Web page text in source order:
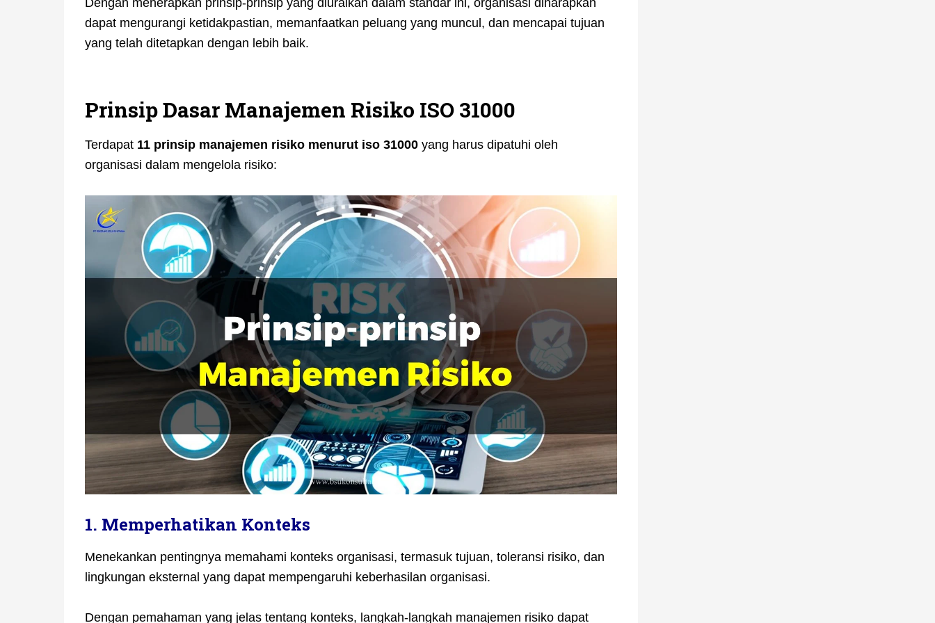
dapat mengurangi ketidakpastian, memanfaatkan peluang yang muncul, dan mencapai tujuan
yang telah ditetapkan dengan lebih baik.
Prinsip Dasar Manajemen Risiko ISO 31000
Terdapat 11 prinsip manajemen risiko menurut iso 31000 yang harus dipatuhi oleh
organisasi dalam mengelola risiko:
1. Memperhatikan Konteks
Menekankan pentingnya memahami konteks organisasi, termasuk tujuan, toleransi risiko, dan
lingkungan eksternal yang dapat mempengaruhi keberhasilan organisasi.
Dengan pemahaman yang jelas tentang konteks, langkah-langkah manajemen risiko dapat